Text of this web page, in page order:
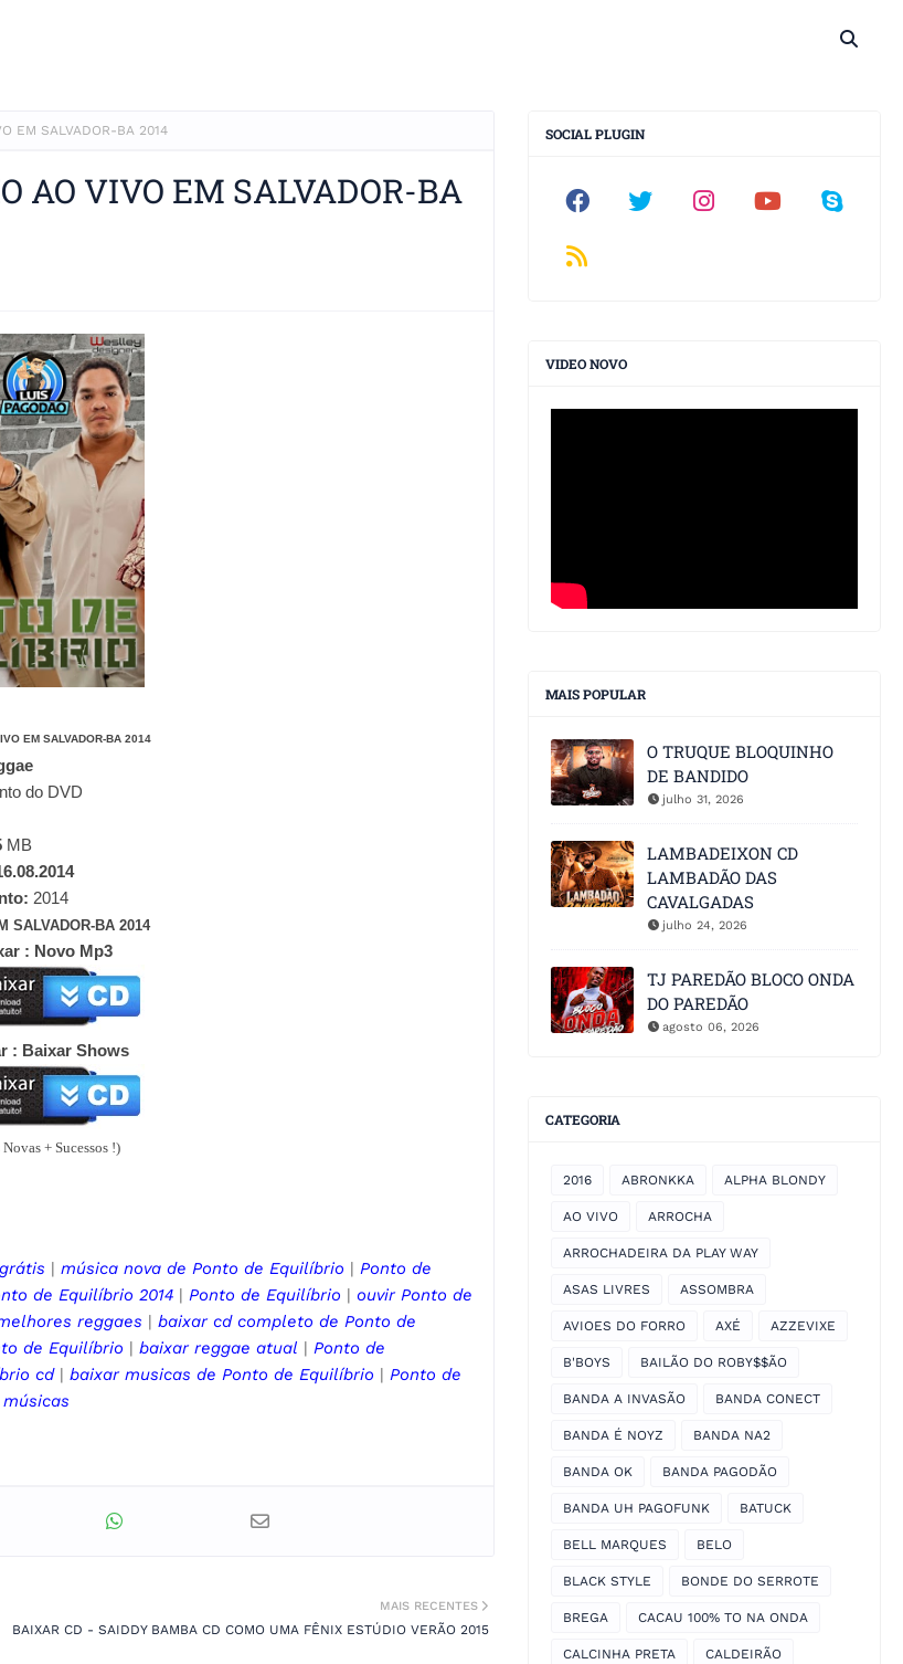
EM SALVADOR-BA 2014
AO VIVO EM SALVADOR-BA
EM SALVADOR-BA 2014
do DVD
MB
2014
SALVADOR-BA 2014
: Novo Mp3
Baixar Shows
+ Sucessos !)
| música nova de Ponto de Equilíbrio | Ponto de
de Equilíbrio 2014| Ponto de Equilíbrio | ouvir Ponto de
reggaes | baixar cd completo de Ponto de
de Equilíbrio | baixar reggae atual | Ponto de
cd| baixar musicas de Ponto de Equilíbrio | Ponto de
MAIS RECENTES
BAIXAR CD - SAIDDY BAMBA CD COMO UMA FÊNIX ESTÚDIO VERÃO 2015
SOCIAL PLUGIN
VIDEO NOVO
MAIS POPULAR
O TRUQUE BLOQUINHO
DE BANDIDO
julho 31, 2026
LAMBADEIXON CD
LAMBADÃO DAS
CAVALGADAS
julho 24, 2026
TJ PAREDÃO BLOCO ONDA
DO PAREDÃO
agosto 06, 2026
CATEGORIA
2016 ABRONKKA ALPHA BLONDY
AO VIVO ARROCHA
ARROCHADEIRA DA PLAY WAY
ASAS LIVRES ASSOMBRA
AVIOES DO FORRO AXÉ AZZEVIXE
B'BOYS BAILÃO DO ROBY$$ÃO
BANDA A INVASÃO BANDA CONECT
BANDA É NOYZ BANDA NA2
BANDA OK BANDA PAGODÃO
BANDA UH PAGOFUNK BATUCK
BELL MARQUES BELO
BLACK STYLE BONDE DO SERROTE
BREGA CACAU 100% TO NA ONDA
CALCINHA PRETA CALDEIRÃO